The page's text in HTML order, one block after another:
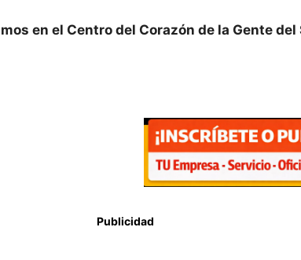
en el Centro del Corazón de la Gente
Publicidad